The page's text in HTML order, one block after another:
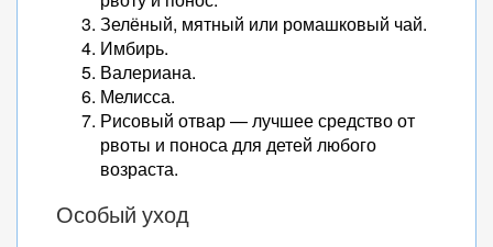
Зелёный, мятный или ромашковый чай.
Имбирь.
Валериана.
Мелисса.
Рисовый отвар — лучшее средство от
рвоты и поноса для детей любого
возраста.
Особый уход